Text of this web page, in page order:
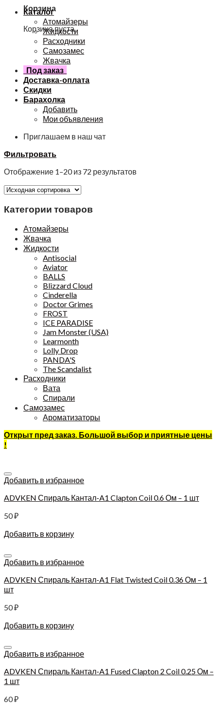
Корзина
Корзина пуста.
Каталог
Атомайзеры
Жидкости
Расходники
Самозамес
Жвачка
Под заказ
Доставка-оплата
Скидки
Барахолка
Добавить
Мои объявления
Приглашаем в наш чат
Фильтровать
Отображение 1–20 из 72 результатов
Категории товаров
Атомайзеры
Жвачка
Жидкости
Antisocial
Aviator
BALLS
Blizzard Cloud
Cinderella
Doctor Grimes
FROST
ICE PARADISE
Jam Monster (USA)
Learmonth
Lolly Drop
PANDA'S
The Scandalist
Расходники
Вата
Спирали
Самозамес
Ароматизаторы
Открыт пред заказ. Большой выбор и приятные цены
!
Добавить в избранное
ADVKEN Спираль Кантал-A1 Clapton Coil 0.6 Ом – 1 шт
50₽
Добавить в корзину
Добавить в избранное
ADVKEN Спираль Кантал-A1 Flat Twisted Coil 0.36 Ом – 1
шт
50₽
Добавить в корзину
Добавить в избранное
ADVKEN Спираль Кантал-A1 Fused Clapton 2 Coil 0.25 Ом –
1 шт
60₽